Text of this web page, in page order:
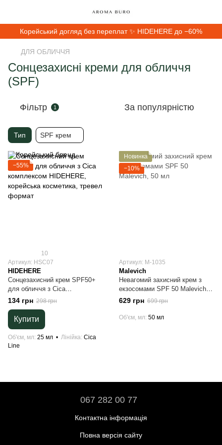
Корейський догляд без переплат ✨ HIDEHERE до −60%
ДЛЯ ОБЛИЧЧЯ
Сонцезахисні креми для обличчя
(SPF)
Фільтр 1 За популярністю
Тип SPF крем
−55%
10
Артикул: HSC07
HIDEHERE
Сонцезахисний крем SPF50+
для обличчя з Сica
комплексом HIDEHERE,
корейська косметика, тревел
формат
134 грн 298 грн
Купити
Об'єм, мл 25 мл Лінійка Cica
Line
Новинка
−10%
Артикул: М-1035
Malevich
Невагомий захисний крем з
екзосомами SPF 50 Malevich,
50 мл
629 грн 699 грн
Об'єм, мл 50 мл
067 282 00 77
Контактна інформація
Повна версія сайту